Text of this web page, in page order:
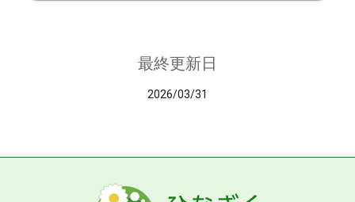
最終更新日
2026/03/31